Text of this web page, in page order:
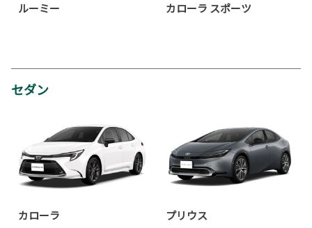
ルーミー カローラ スポーツ
セダン
カローラ プリウス